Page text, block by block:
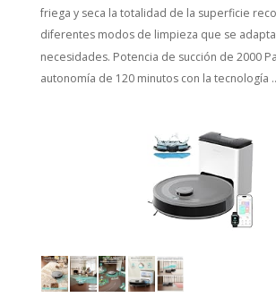
friega y seca la totalidad de la superficie
diferentes modos de limpieza que se
necesidades. Potencia de succión de 2000
autonomía de 120 minutos con la tecnología